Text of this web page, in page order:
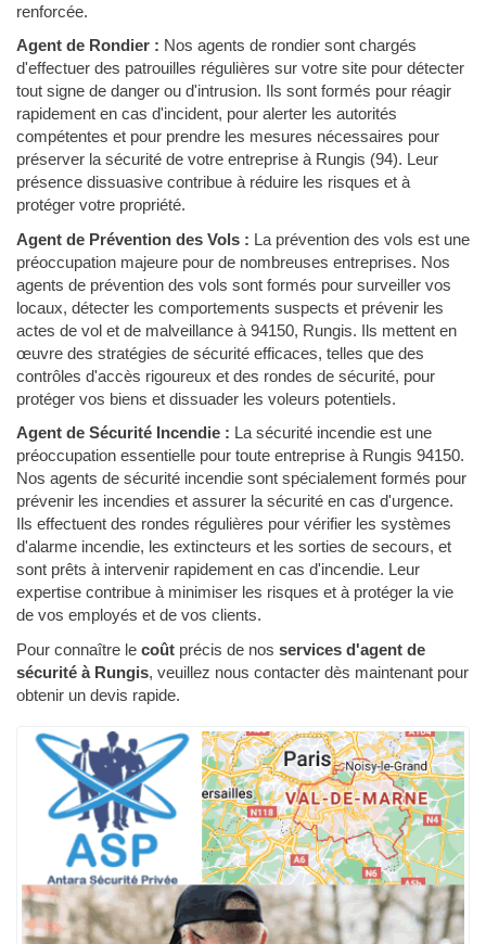
renforcée.
Agent de Rondier : Nos agents de rondier sont chargés
d'effectuer des patrouilles régulières sur votre site pour détecter
tout signe de danger ou d'intrusion. Ils sont formés pour réagir
rapidement en cas d'incident, pour alerter les autorités
compétentes et pour prendre les mesures nécessaires pour
préserver la sécurité de votre entreprise à Rungis (94). Leur
présence dissuasive contribue à réduire les risques et à
protéger votre propriété.
Agent de Prévention des Vols : La prévention des vols est une
préoccupation majeure pour de nombreuses entreprises. Nos
agents de prévention des vols sont formés pour surveiller vos
locaux, détecter les comportements suspects et prévenir les
actes de vol et de malveillance à 94150, Rungis. Ils mettent en
œuvre des stratégies de sécurité efficaces, telles que des
contrôles d'accès rigoureux et des rondes de sécurité, pour
protéger vos biens et dissuader les voleurs potentiels.
Agent de Sécurité Incendie : La sécurité incendie est une
préoccupation essentielle pour toute entreprise à Rungis 94150.
Nos agents de sécurité incendie sont spécialement formés pour
prévenir les incendies et assurer la sécurité en cas d'urgence.
Ils effectuent des rondes régulières pour vérifier les systèmes
d'alarme incendie, les extincteurs et les sorties de secours, et
sont prêts à intervenir rapidement en cas d'incendie. Leur
expertise contribue à minimiser les risques et à protéger la vie
de vos employés et de vos clients.
Pour connaître le coût précis de nos services d'agent de
sécurité à Rungis, veuillez nous contacter dès maintenant pour
obtenir un devis rapide.